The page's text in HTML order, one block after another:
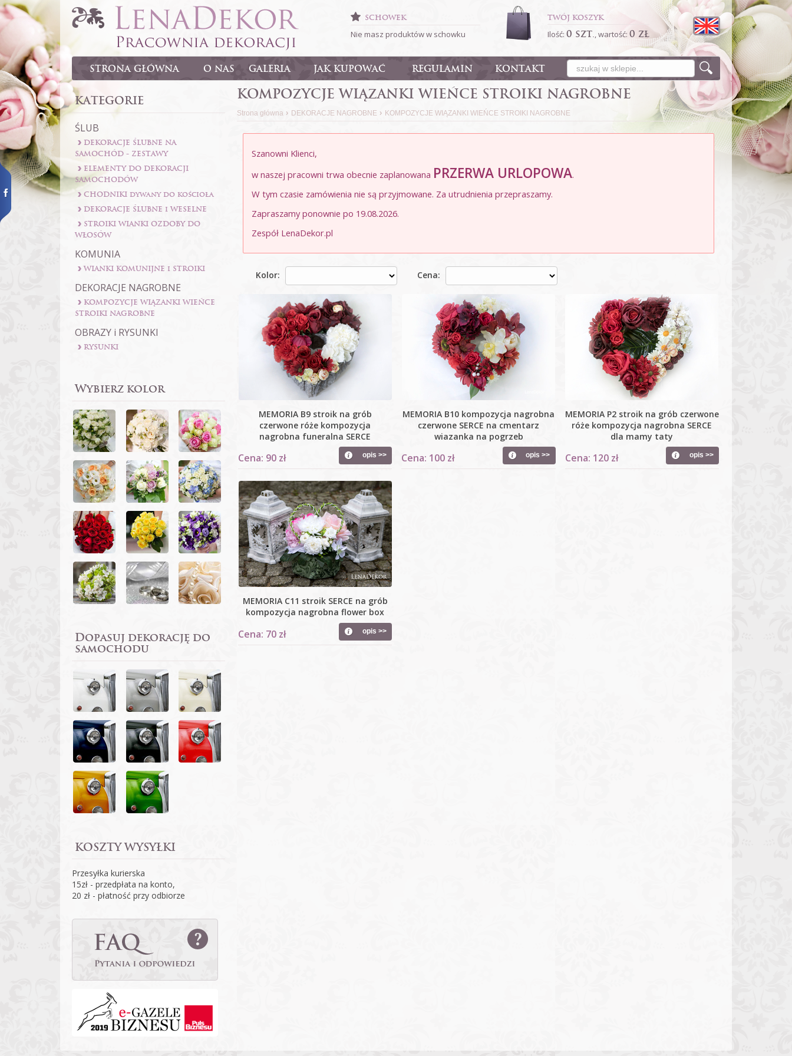
SCHOWEK
Nie masz produktów w schowku
TWÓJ KOSZYK
Ilość: 0 szt. , wartość: 0 zł
Menu
STRONA GŁÓWNA O NAS GALERIA JAK KUPOWAĆ REGULAMIN KONTAKT
KATEGORIE
ŚLUB
DEKORACJE ŚLUBNE NA
SAMOCHÓD - ZESTAWY
ELEMENTY DO DEKORACJI
SAMOCHODÓW
CHODNIKI dywany do kościoła
DEKORACJE ŚLUBNE i WESELNE
STROIKI WIANKI OZDOBY DO
WŁOSÓW
KOMUNIA
WIANKI KOMUNIJNE i STROIKI
DEKORACJE NAGROBNE
KOMPOZYCJE WIĄZANKI WIEŃCE
STROIKI NAGROBNE
OBRAZY i RYSUNKI
RYSUNKI
Wybierz kolor
Dopasuj dekorację do
samochodu
KOSZTY WYSYŁKI
Przesyłka kurierska
15zł - przedpłata na konto,
20 zł - płatność przy odbiorze
KOMPOZYCJE WIĄZANKI WIEŃCE STROIKI NAGROBNE
Strona główna › DEKORACJE NAGROBNE › KOMPOZYCJE WIĄZANKI WIEŃCE STROIKI NAGROBNE
Szanowni Klienci,
w naszej pracowni trwa obecnie zaplanowana PRZERWA URLOPOWA.
W tym czasie zamówienia nie są przyjmowane. Za utrudnienia przepraszamy.
Zapraszamy ponownie po 19.08.2026.
Zespół LenaDekor.pl
Kolor: Cena:
MEMORIA B9 stroik na grób
czerwone róże kompozycja
nagrobna funeralna SERCE
Cena: 90 zł opis >>
MEMORIA B10 kompozycja nagrobna
czerwone SERCE na cmentarz
wiazanka na pogrzeb
Cena: 100 zł opis >>
MEMORIA P2 stroik na grób czerwone
róże kompozycja nagrobna SERCE
dla mamy taty
Cena: 120 zł opis >>
MEMORIA C11 stroik SERCE na grób
kompozycja nagrobna flower box
Cena: 70 zł opis >>